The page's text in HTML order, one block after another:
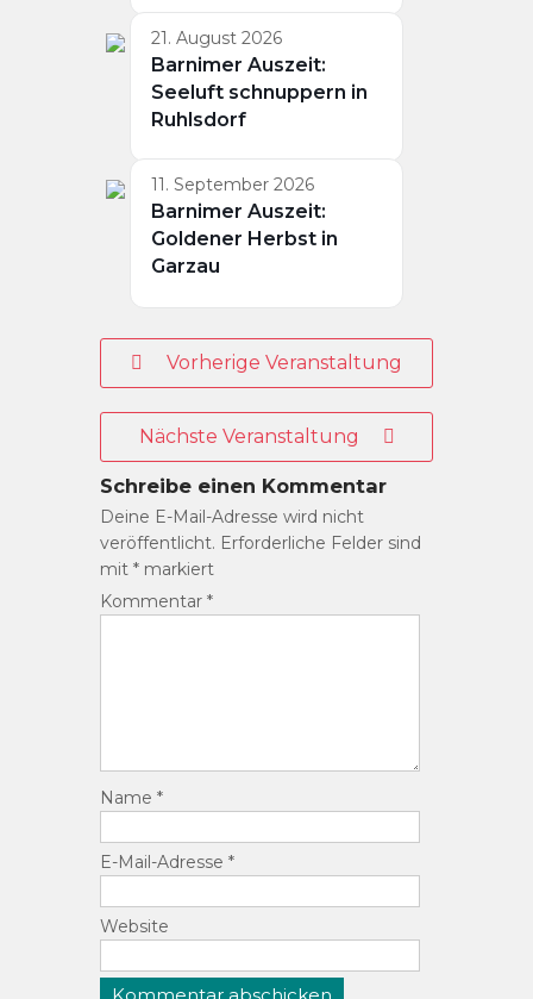
21. August 2026
Barnimer Auszeit:
Seeluft schnuppern in
Ruhlsdorf
11. September 2026
Barnimer Auszeit:
Goldener Herbst in
Garzau
Vorherige Veranstaltung
Nächste Veranstaltung
Schreibe einen Kommentar
Deine E-Mail-Adresse wird nicht
veröffentlicht. Erforderliche Felder sind
mit * markiert
Kommentar *
Name *
E-Mail-Adresse *
Website